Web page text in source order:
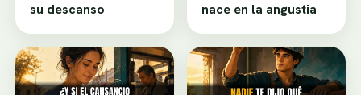
su descanso
nace en la angustia